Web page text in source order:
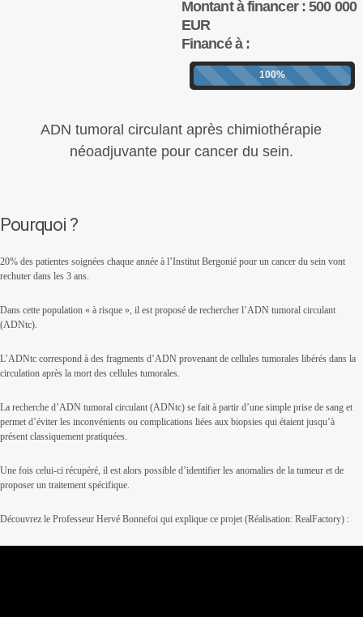
Montant à financer : 500 000
EUR
Financé à :
100%
ADN tumoral circulant après chimiothérapie
néoadjuvante pour cancer du sein.
Pourquoi ?
20% des patientes soignées chaque année à l’Institut Bergonié pour un cancer du sein vont
rechuter dans les 3 ans.
Dans cette population « à risque », il est proposé de rechercher l’ADN tumoral circulant
(ADNtc).
L’ADNtc correspond à des fragments d’ADN provenant de cellules tumorales libérés dans la
circulation après la mort des cellules tumorales.
La recherche d’ADN tumoral circulant (ADNtc) se fait à partir d’une simple prise de sang et
permet d’éviter les inconvénients ou complications liées aux biopsies qui étaient jusqu’à
présent classiquement pratiquées.
Une fois celui-ci récupéré, il est alors possible d’identifier les anomalies de la tumeur et de
proposer un traitement spécifique.
Découvrez le Professeur Hervé Bonnefoi qui explique ce projet (Réalisation: RealFactory) :